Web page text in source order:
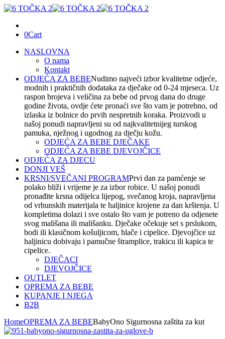
0Cart
NASLOVNA
O nama
Kontakt
ODJEĆA ZA BEBENudimo najveći izbor kvalitetne odjeće,
modnih i praktičnih dodataka za dječake od 0-24 mjeseca. Uz
raspon brojeva i veličina za bebe od prvog dana do druge
godine života, ovdje ćete pronaći sve što vam je potrebno, od
izlaska iz bolnice do prvih nespretnih koraka. Proizvodi u
našoj ponudi napravljeni su od najkvalitetnijeg turskog
pamuka, nježnog i ugodnog za dječju kožu.
ODJEĆA ZA BEBE DJEČAKE
ODJEĆA ZA BEBE DJEVOJČICE
ODJEĆA ZA DJECU
DONJI VEŠ
KRSNI/SVEČANI PROGRAMPrvi dan za pamćenje se
polako bliži i vrijeme je za izbor robice. U našoj ponudi
pronađite krsna odijelca lijepog, svečanog kroja, napravljena
od vrhunskih materijala te haljinice krojene za dan krštenja. U
kompletima dolazi i sve ostalo što vam je potreno da odjenete
svog mališana ili mališanku. Dječake očekuje set s prslukom,
bodi ili klasičnom košuljicom, hlače i cipelice. Djevojčice uz
haljinicu dobivaju i pamučne štramplice, trakicu ili kapica te
cipelice.
DJEČACI
DJEVOJČICE
OUTLET
OPREMA ZA BEBE
KUPANJE I NJEGA
B2B
HomeOPREMA ZA BEBEBabyOno Sigurnosna zaštita za kut